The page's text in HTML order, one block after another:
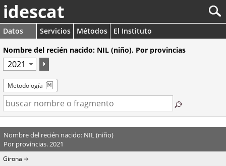
idescat
Datos Servicios Métodos
El Instituto
Nombre del recién nacido: NIL (niño). Por provincias
Metodología
Nombre del recién nacido: NIL (niño)
Por provincias. 2021
Girona